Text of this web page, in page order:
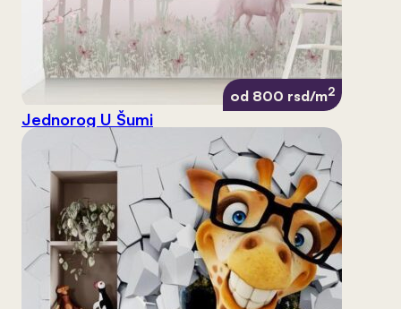
od 800 rsd/m2
Jednorog U Šumi